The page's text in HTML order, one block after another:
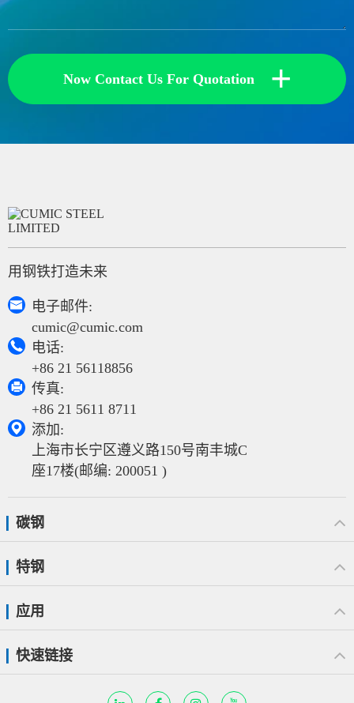
Now Contact Us For Quotation +
用钢铁打造未来

电子邮件:
cumic@cumic.com

电话:
+86 21 56118856

传真:
+86 21 5611 8711

添加:
上海市长宁区遵义路150号南丰城C
座17楼(邮编: 200051 )
碳钢
特钢
应用
快速链接